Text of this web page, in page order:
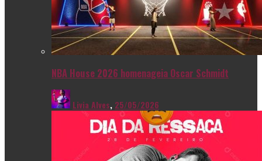
NBA House 2026 homenageia Oscar Schmidt
Livia Alves, 25/05/2026